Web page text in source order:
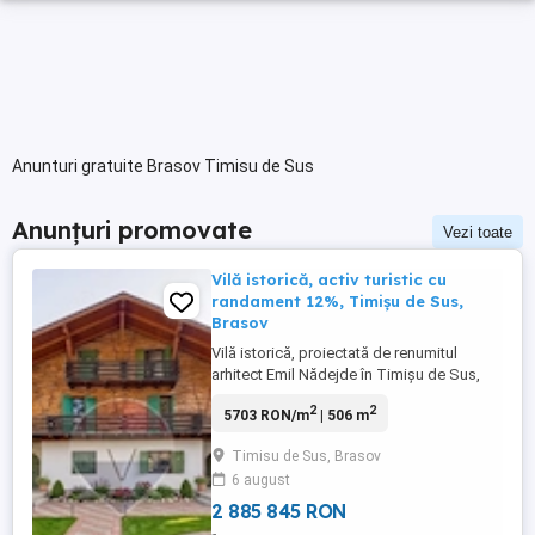
Anunturi gratuite Brasov Timisu de Sus
Anunțuri promovate Vezi toate
Vilă istorică, activ turistic cu
randament 12%, Timișu de Sus,
Brasov
Vilă istorică, proiectată de renumitul
arhitect Emil Nădejde în Timișu de Sus,
Despre proprietate: Vilă construită înainte
același arhitect care a semnat sediul
Ministerului de Interne și corpul nou al
Gării de Nord din București. ...
5703 RON/m2| 506 m2
Timisu de Sus, Brasov
6 august
2 885 845 RON